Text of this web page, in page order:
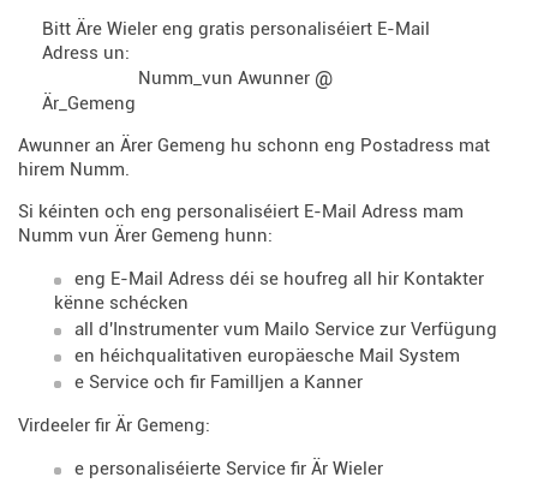
Bitt Äre Wieler eng gratis personaliséiert E-Mail
Adress un:
Numm_vun Awunner @
Är_Gemeng
Awunner an Ärer Gemeng hu schonn eng Postadress mat
hirem Numm.
Si kéinten och eng personaliséiert E-Mail Adress mam
Numm vun Ärer Gemeng hunn:
eng E-Mail Adress déi se houfreg all hir Kontakter
kënne schécken
all d'Instrumenter vum Mailo Service zur Verfügung
en héichqualitativen europäesche Mail System
e Service och fir Familljen a Kanner
Virdeeler fir Är Gemeng:
e personaliséierte Service fir Är Wieler